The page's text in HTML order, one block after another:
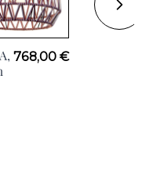
768,00 €